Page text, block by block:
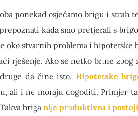
ponekad osjećamo brigu i strah
kada smo pretjerali s
oko stvarnih problema ihipotetske
rješenje. Ako se netko brine
da čine isto. Hipotetske
ali i ne moraju dogoditi. Primjer
briga nije produktivna i